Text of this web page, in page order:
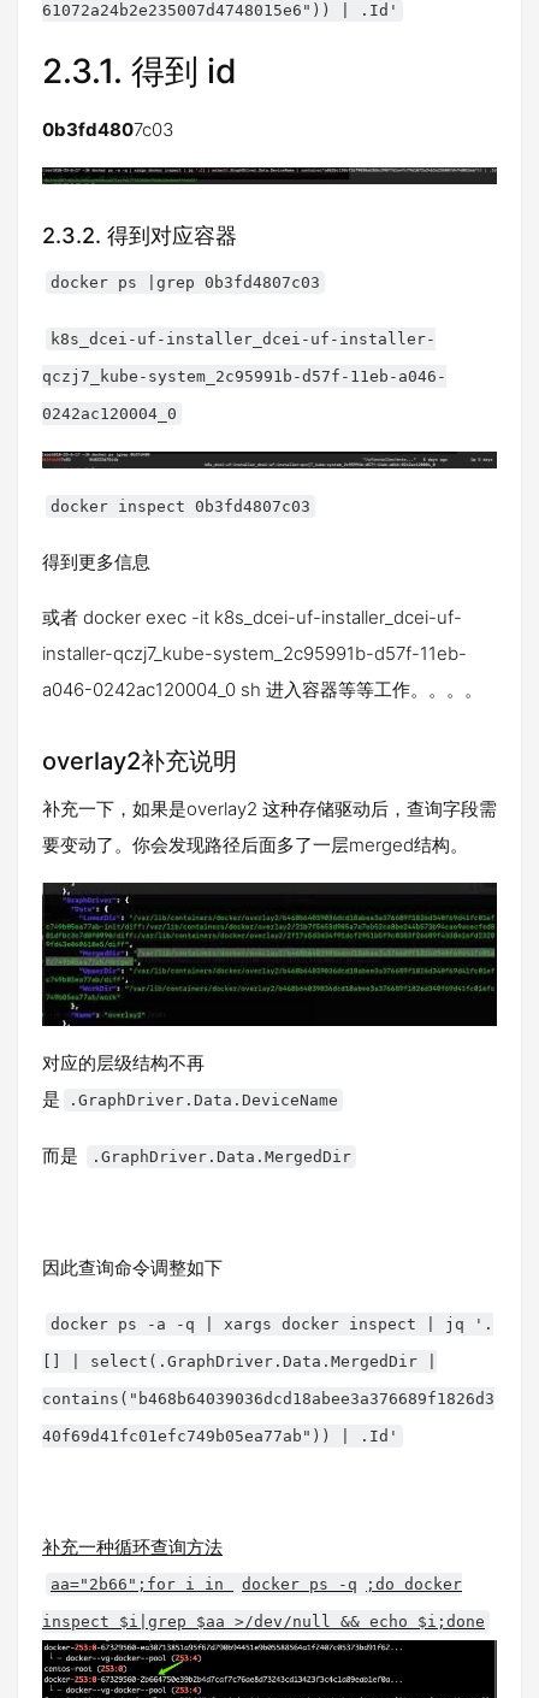
61072a24b2e235007d4748015e6")) | .Id'
2.3.1. 得到 id
0b3fd4807c03
2.3.2. 得到对应容器
docker ps |grep 0b3fd4807c03
k8s_dcei-uf-installer_dcei-uf-installer-
qczj7_kube-system_2c95991b-d57f-11eb-a046-
0242ac120004_0
docker inspect 0b3fd4807c03
得到更多信息
或者 docker exec -it k8s_dcei-uf-installer_dcei-uf-
installer-qczj7_kube-system_2c95991b-d57f-11eb-
a046-0242ac120004_0 sh 进入容器等等工作。。。。
overlay2补充说明
补充一下，如果是overlay2 这种存储驱动后，查询字段需
要变动了。你会发现路径后面多了一层merged结构。
对应的层级结构不再
是
.GraphDriver.Data.DeviceName
而是 .GraphDriver.Data.MergedDir
因此查询命令调整如下
docker ps -a -q | xargs docker inspect | jq '.
[] | select(.GraphDriver.Data.MergedDir |
contains("b468b64039036dcd18abee3a376689f1826d3
40f69d41fc01efc749b05ea77ab")) | .Id'
补充一种循环查询方法
aa="2b66";for i in docker ps -q ;do docker
inspect $i|grep $aa >/dev/null && echo $i;done